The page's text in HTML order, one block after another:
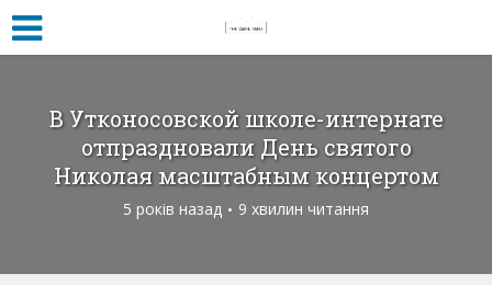
В Утконосовской школе-интернате
отпраздновали День святого
Николая масштабным концертом
5 років назад 9 хвилин читання